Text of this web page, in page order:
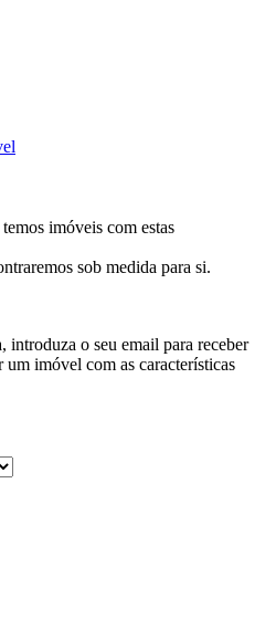
imóveis com estas
sob medida para si.
introduza o seu email para receber
imóvel com as características